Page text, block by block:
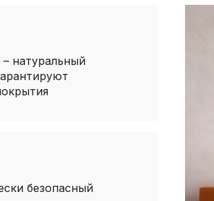
безопасный
натуральный